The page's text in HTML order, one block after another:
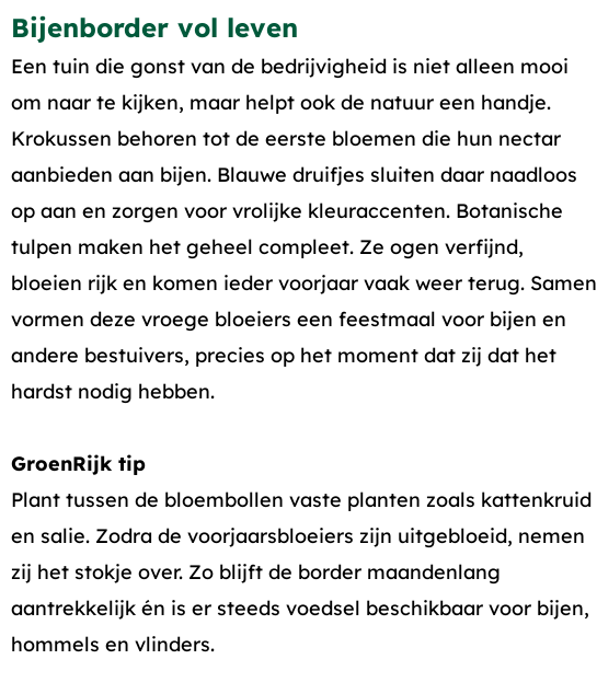
Bijenborder vol leven
Een tuin die gonst van de bedrijvigheid is niet alleen mooi
om naar te kijken, maar helpt ook de natuur een handje.
Krokussen behoren tot de eerste bloemen die hun nectar
aanbieden aan bijen. Blauwe druifjes sluiten daar naadloos
op aan en zorgen voor vrolijke kleuraccenten. Botanische
tulpen maken het geheel compleet. Ze ogen verfijnd,
bloeien rijk en komen ieder voorjaar vaak weer terug. Samen
vormen deze vroege bloeiers een feestmaal voor bijen en
andere bestuivers, precies op het moment dat zij dat het
hardst nodig hebben.
GroenRijk tip
Plant tussen de bloembollen vaste planten zoals kattenkruid
en salie. Zodra de voorjaarsbloeiers zijn uitgebloeid, nemen
zij het stokje over. Zo blijft de border maandenlang
aantrekkelijk én is er steeds voedsel beschikbaar voor bijen,
hommels en vlinders.